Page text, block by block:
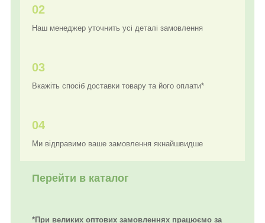
02
Наш менеджер уточнить усі деталі замовлення
03
Вкажіть спосіб доставки товару та його оплати*
04
Ми відправимо ваше замовлення якнайшвидше
Перейти в каталог
*При великих оптових замовленнях працюємо за